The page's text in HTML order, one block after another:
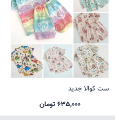
ست کوالا جدید
635,000 تومان